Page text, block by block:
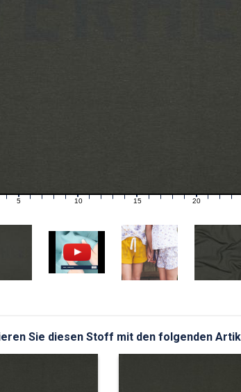
4 6 7 8 9 11 12 13 14 16 17 18 19 21 22 23
Sie diesen Stoff mit den folgenden